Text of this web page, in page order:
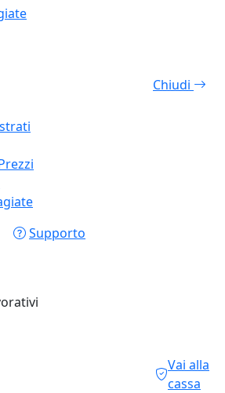
Chiudi
Supporto
Vai alla
cassa